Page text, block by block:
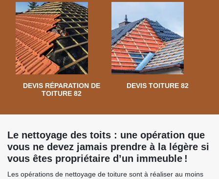
DEVIS RÉPARATION DE
TOITURE 82
DEVIS TOITURE 82
Le nettoyage des toits : une opération que
vous ne devez jamais prendre à la légère si
vous êtes propriétaire d’un immeuble !
Les opérations de nettoyage de toiture sont à réaliser au moins